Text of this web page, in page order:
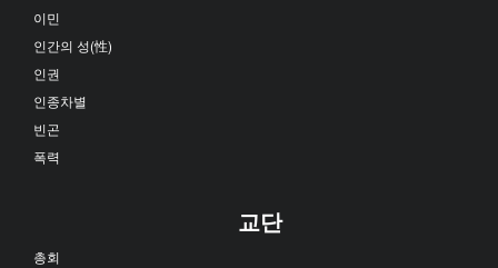
이민
인간의 성(性)
인권
인종차별
빈곤
폭력
교단
총회